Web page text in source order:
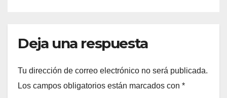
Deja una respuesta
Tu dirección de correo electrónico no será publicada.
Los campos obligatorios están marcados con *